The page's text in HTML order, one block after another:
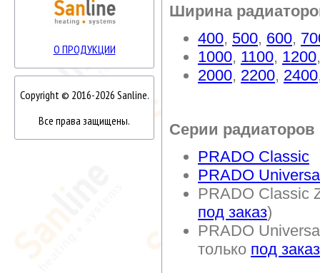
О ПРОДУКЦИИ
Copyright © 2016-2026 Sanline.
Все права защищены.
Ширина
400, 500, 600,
1000, 1100, 1200
2000, 2200, 2400
Серии
PRADO Classic
PRADO
PRADO Classic
под заказ)
PRADO
только под заказ